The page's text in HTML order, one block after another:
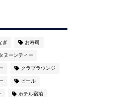
ぎ お寿司
ヌーンティー
クラブラウンジ
ビール
ホテル宿泊